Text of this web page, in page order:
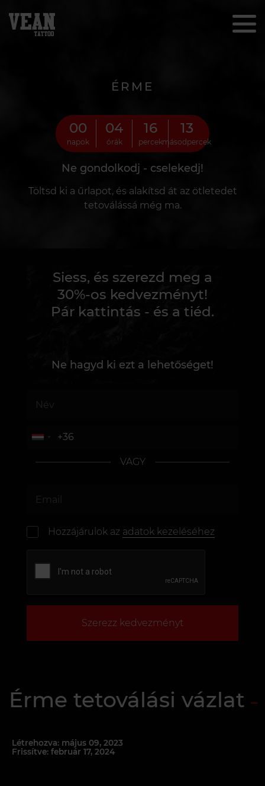
ÉRME
00
napok
04
órák
16
percek
12
másodpercek
Ne gondolkodj - cselekedj!
Töltsd ki a űrlapot, és alakítsd át az ötletedet
tetoválássá még ma.
Siess, és szerezd meg a
30%-os kedvezményt!
Pár kattintás - és a tiéd.
Ne hagyd ki ezt a lehetőséget!
VAGY
Hozzájárulok az adatok kezeléséhez
Szerezz kedvezményt
Érme tetoválási vázlat
Létrehozva: május 09, 2023
Frissítve: február 17, 2024